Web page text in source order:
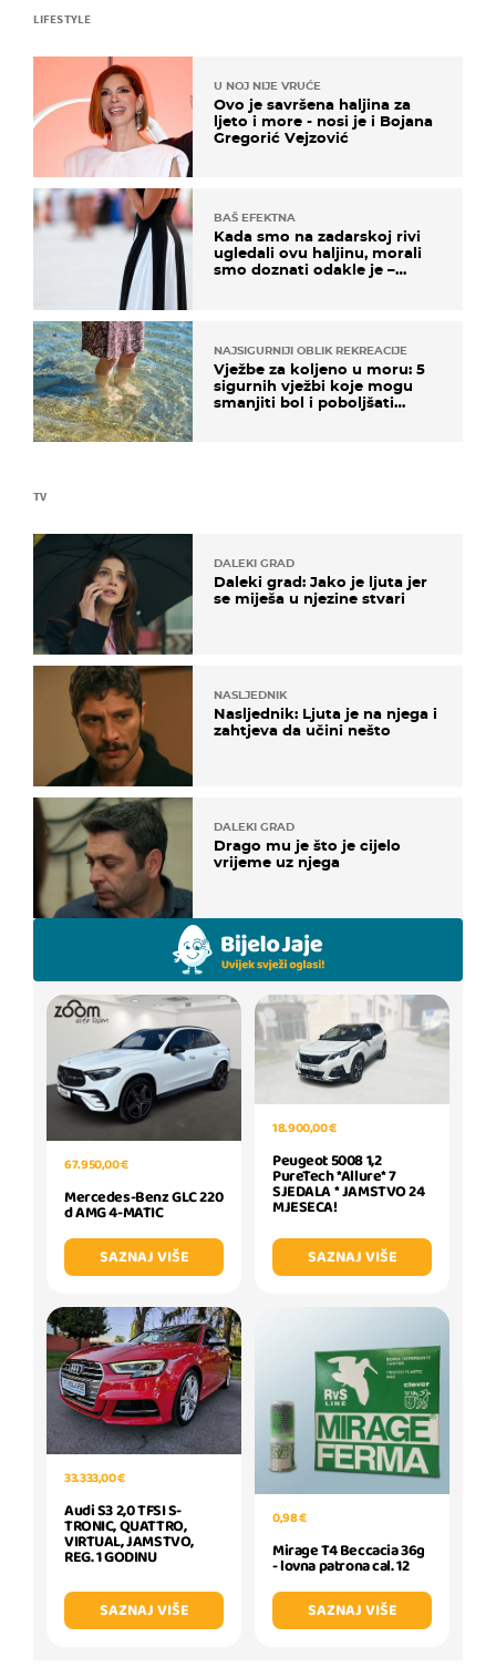
TV
DALEKI GRAD
Daleki grad: Jako je ljuta jer
se miješa u njezine stvari
NASLJEDNIK
Nasljednik: Ljuta je na njega i
zahtjeva da učini nešto
DALEKI GRAD
Drago mu je što je cijelo
vrijeme uz njega
LIFESTYLE
U NOJ NIJE VRUĆE
Ovo je savršena haljina za
ljeto i more - nosi je i Bojana
Gregorić Vejzović
BAŠ EFEKTNA
Kada smo na zadarskoj rivi
ugledali ovu haljinu, morali
smo doznati odakle je –
NAJSIGURNIJI OBLIK REKREACIJE
Vježbe za koljeno u moru: 5
sigurnih vježbi koje mogu
smanjiti bol i poboljšati
67.950,00 €
Mercedes-Benz GLC 220
d AMG 4-MATIC
SAZNAJ VIŠE
18.900,00 €
Peugeot 5008 1,2
PureTech *Allure* 7
SJEDALA * JAMSTVO 24
MJESECA!
SAZNAJ VIŠE
33.333,00 €
Audi S3 2,0 TFSI S-
TRONIC, QUATTRO,
VIRTUAL, JAMSTVO,
REG. 1 GODINU
SAZNAJ VIŠE
0,98 €
Mirage T4 Beccacia 36g
- lovna patrona cal. 12
SAZNAJ VIŠE